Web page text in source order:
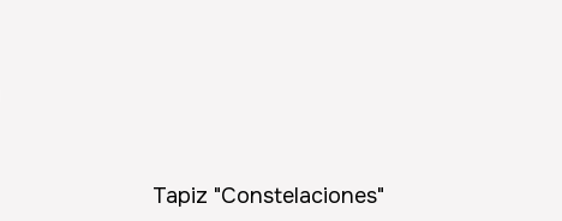
SIN STOCK
Tapiz "Constelaciones"